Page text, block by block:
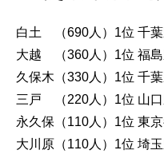
白土 （690人）1位 千
大越 （360人）1位 福
久保木（330人）1位 千
三戸 （220人）1位 山口
永久保（110人）1位 東
大川原（110人）1位 埼